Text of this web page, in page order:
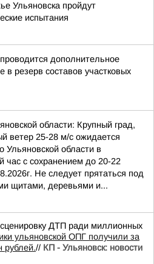
Ульяновска пройдут
испытания
дополнительное
в резерв составов участковых
области: Крупный град,
ветер 25-28 м/с ожидается
Ульяновской области в
час с сохранением до 20-22
Не следует прятаться под
щитами, деревьями и...
ДТП ради миллионных
ульяновской ОПГ получили за
// КП - Ульяновск: новости